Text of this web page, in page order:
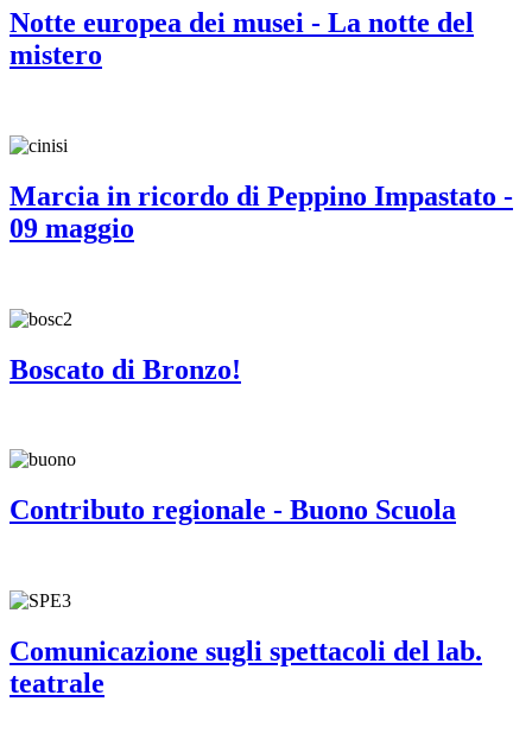
Notte europea dei musei - La notte del
mistero
Marcia in ricordo di Peppino Impastato -
09 maggio
Boscato di Bronzo!
Contributo regionale - Buono Scuola
Comunicazione sugli spettacoli del lab.
teatrale